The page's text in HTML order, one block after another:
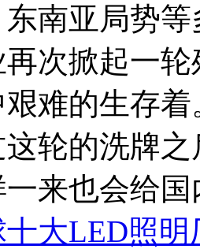
南亚局势
次掀起一
难的生存着
的洗牌之
来也会给
十大LED照明